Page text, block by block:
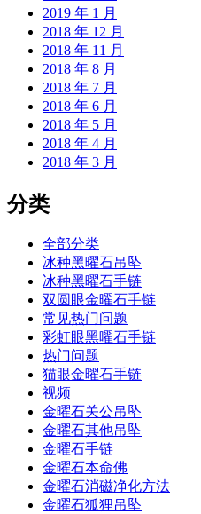
2019 年 1 月
2018 年 12 月
2018 年 11 月
2018 年 8 月
2018 年 7 月
2018 年 6 月
2018 年 5 月
2018 年 4 月
2018 年 3 月
分类
全部分类
冰种黑曜石吊坠
冰种黑曜石手链
双圆眼金曜石手链
常见热门问题
彩虹眼黑曜石手链
热门问题
猫眼金曜石手链
视频
金曜石关公吊坠
金曜石其他吊坠
金曜石手链
金曜石本命佛
金曜石消磁净化方法
金曜石狐狸吊坠